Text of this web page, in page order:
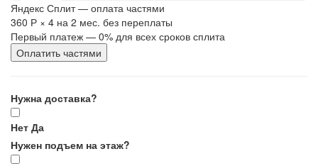
Яндекс Сплит — оплата частями
360 Р × 4 на 2 мес. без переплаты
Первый платеж — 0% для всех сроков сплита
Оплатить частями
Нужна доставка?
Нет Да
Нужен подъем на этаж?